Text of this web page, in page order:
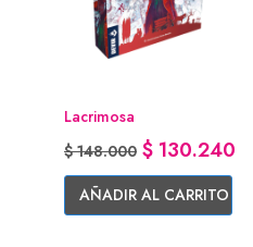
Lacrimosa
Precio base
$ 148.000 Precio
$ 130.240
AÑADIR AL CARRITO